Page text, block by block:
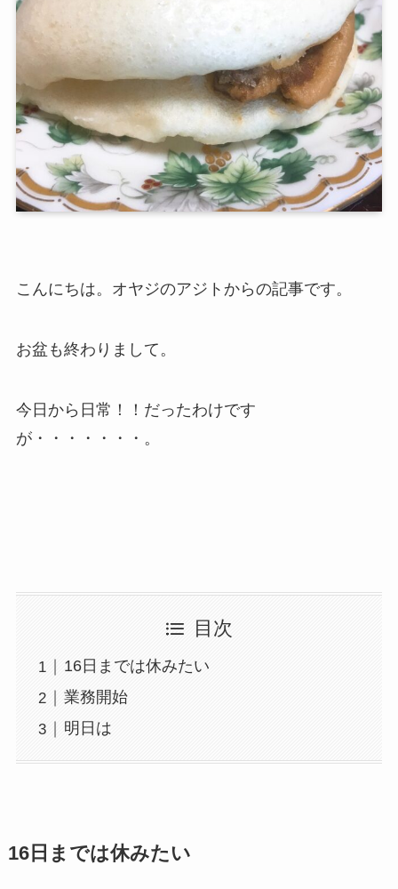
こんにちは。オヤジのアジトからの記事です。
お盆も終わりまして。
今日から日常！！だったわけです
が・・・・・・・。
目次
16日までは休みたい
業務開始
明日は
16日までは休みたい